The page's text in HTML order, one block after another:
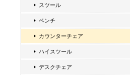
スツール
ベンチ
カウンターチェア
ハイスツール
デスクチェア